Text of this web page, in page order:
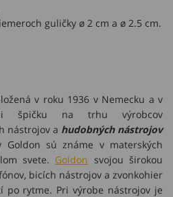
guličky ø 2 cm a ø 2.5 cm.
v roku 1936 v Nemecku a v
špičku na trhu výrobcov
nástrojov a hudobných nástrojov
Goldon sú známe v materských
svete. Goldon svojou širokou
bicích nástrojov a zvonkohier
po rytme. Pri výrobe nástrojov je